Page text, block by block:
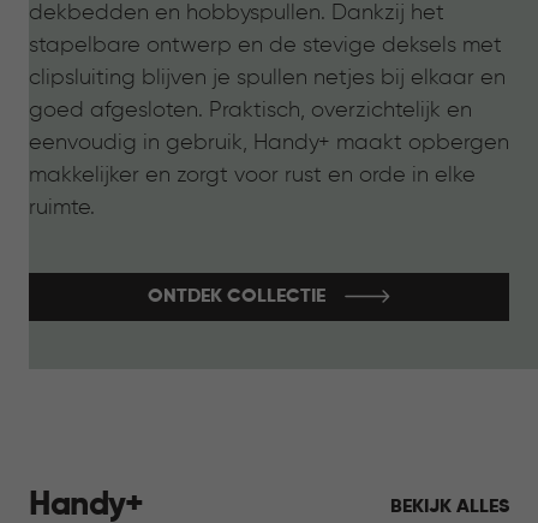
dekbedden en hobbyspullen. Dankzij het
stapelbare ontwerp en de stevige deksels met
clipsluiting blijven je spullen netjes bij elkaar en
goed afgesloten. Praktisch, overzichtelijk en
eenvoudig in gebruik, Handy+ maakt opbergen
makkelijker en zorgt voor rust en orde in elke
ruimte.
ONTDEK COLLECTIE
Handy+ BEKIJK ALLES